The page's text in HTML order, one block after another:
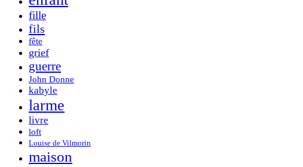
fille
fils
fête
grief
guerre
John Donne
kabyle
larme
livre
loft
Louise de Vilmorin
maison